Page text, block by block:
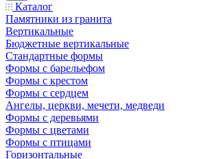
Каталог
Памятники из гранита
Вертикальные
Бюджетные вертикальные
Стандартные формы
Формы с барельефом
Формы с крестом
Формы с сердцем
Ангелы, церкви, мечети, медведи
Формы с деревьями
Формы с цветами
Формы с птицами
Горизонтальные